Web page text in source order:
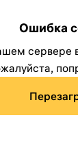
Ошибка
сервере